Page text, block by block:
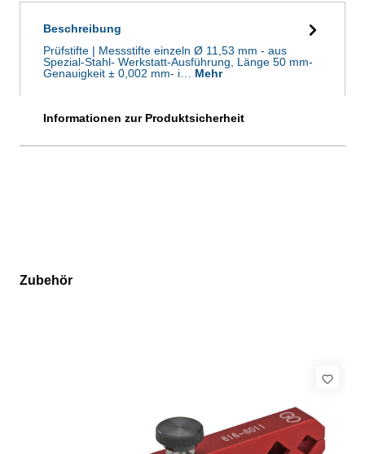
Beschreibung
Prüfstifte | Messstifte einzeln Ø 11,53 mm - aus
Spezial-Stahl- Werkstatt-Ausführung, Länge 50 mm-
Genauigkeit ± 0,002 mm- i… Mehr
Informationen zur Produktsicherheit
Produktgalerie überspringen
Zubehör